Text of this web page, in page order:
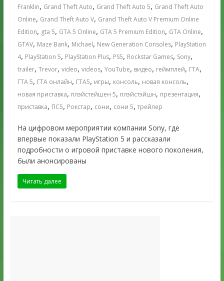
Franklin, Grand Theft Auto, Grand Theft Auto 5, Grand Theft Auto
Online, Grand Theft Auto V, Grand Theft Auto V Premium Online
Edition, gta 5, GTA 5 Online, GTA 5 Premium Edition, GTA Online,
GTAV, Maze Bank, Michael, New Generation Consoles, PlayStation
4, PlayStation 5, PlayStation Plus, PS5, Rockstar Games, Sony,
trailer, Trevor, video, videos, YouTube, видео, геймплей, ГТА,
ГТА 5, ГТА онлайн, ГТА5, игры, консоль, новая консоль,
новая приставка, плэйстейшен 5, плэйстэйшн, презентация,
приставка, ПС5, Рокстар, сони, сони 5, трейлер
На цифровом мероприятии компании Sony, где
впервые показали PlayStation 5 и рассказали
подробности о игровой приставке нового поколения,
были анонсированы
Читать далее